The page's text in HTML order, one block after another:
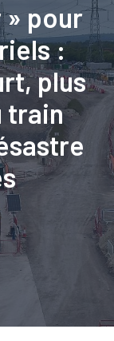
pour
:
plus
train